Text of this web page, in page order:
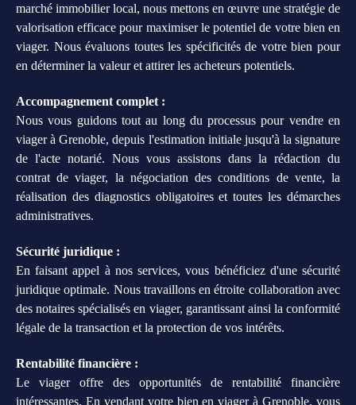
marché immobilier local, nous mettons en œuvre une stratégie de
valorisation efficace pour maximiser le potentiel de votre bien en
viager. Nous évaluons toutes les spécificités de votre bien pour
en déterminer la valeur et attirer les acheteurs potentiels.
Accompagnement complet :
Nous vous guidons tout au long du processus pour vendre en
viager à Grenoble, depuis l'estimation initiale jusqu'à la signature
de l'acte notarié. Nous vous assistons dans la rédaction du
contrat de viager, la négociation des conditions de vente, la
réalisation des diagnostics obligatoires et toutes les démarches
administratives.
Sécurité juridique :
En faisant appel à nos services, vous bénéficiez d'une sécurité
juridique optimale. Nous travaillons en étroite collaboration avec
des notaires spécialisés en viager, garantissant ainsi la conformité
légale de la transaction et la protection de vos intérêts.
Rentabilité financière :
Le viager offre des opportunités de rentabilité financière
intéressantes. En vendant votre bien en viager à Grenoble, vous